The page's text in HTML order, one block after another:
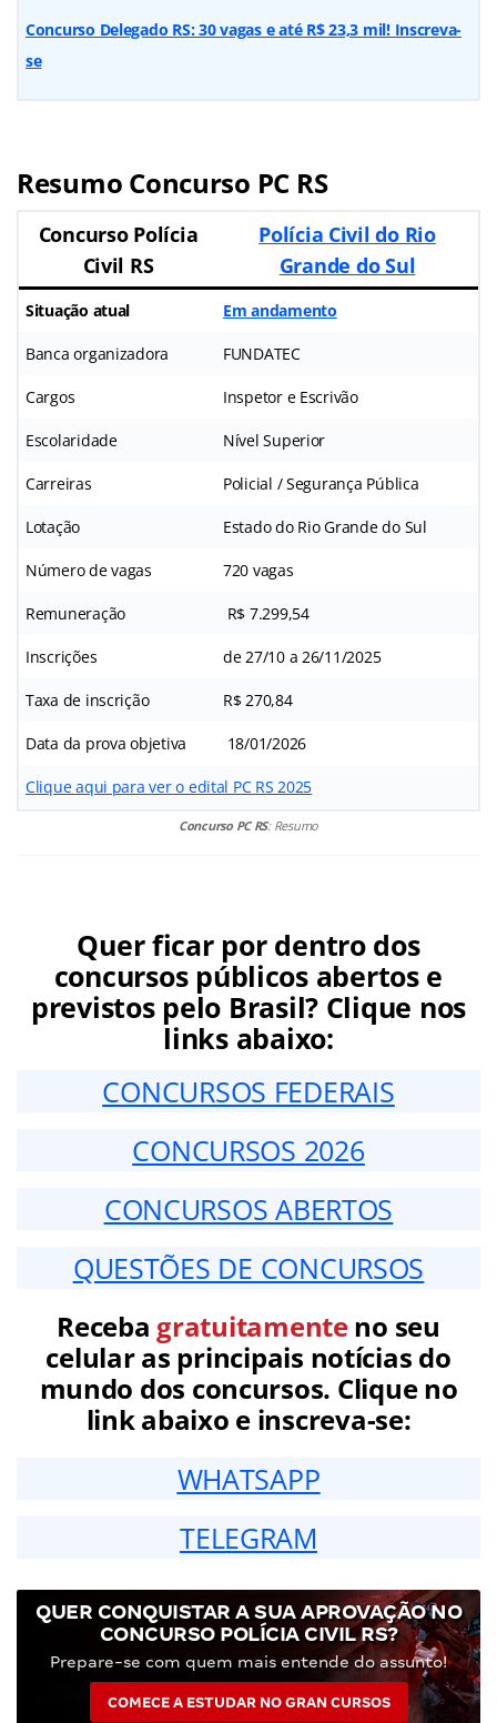
Concurso Delegado RS: 30 vagas e até R$ 23,3 mil! Inscreva-
se
Resumo Concurso PC RS
Concurso Polícia
Civil RS
Polícia Civil do Rio
Grande do Sul
Situação atual Em andamento
Banca organizadora FUNDATEC
Cargos Inspetor e Escrivão
Escolaridade Nível Superior
Carreiras Policial / Segurança Pública
Lotação Estado do Rio Grande do Sul
Número de vagas 720 vagas
Remuneração R$ 7.299,54
Inscrições de 27/10 a 26/11/2025
Taxa de inscrição R$ 270,84
Data da prova objetiva 18/01/2026
Clique aqui para ver o edital PC RS 2025
Concurso PC RS: Resumo
Quer ficar por dentro dos
concursos públicos abertos e
previstos pelo Brasil? Clique nos
links abaixo:
CONCURSOS FEDERAIS
CONCURSOS 2026
CONCURSOS ABERTOS
QUESTÕES DE CONCURSOS
Receba gratuitamenteno seu
celular as principais notícias do
mundo dos concursos. Clique no
link abaixo e inscreva-se:
WHATSAPP
TELEGRAM
QUER CONQUISTAR A SUA APROVAÇÃO NO
CONCURSO POLÍCIA CIVIL RS?
Prepare-se com quem mais entende do assunto!
COMECE A ESTUDAR NO GRAN CURSOS